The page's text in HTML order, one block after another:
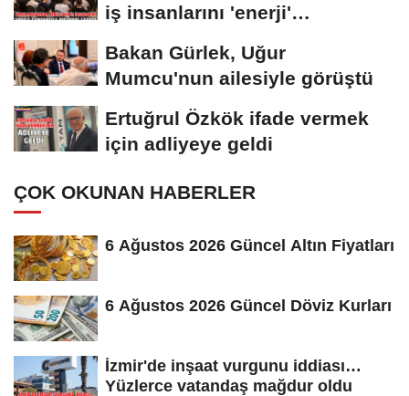
iş insanlarını 'enerji'
Bakan Gürlek, Uğur
Mumcu'nun ailesiyle görüştü
Ertuğrul Özkök ifade vermek
için adliyeye geldi
ÇOK OKUNAN HABERLER
6 Ağustos 2026 Güncel Altın Fiyatları
6 Ağustos 2026 Güncel Döviz Kurları
İzmir'de inşaat vurgunu iddiası…
Yüzlerce vatandaş mağdur oldu